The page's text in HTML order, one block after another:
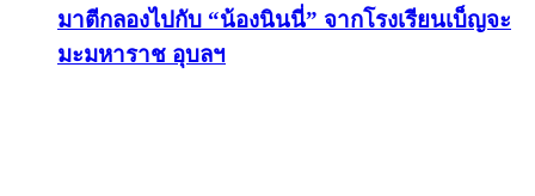
มาตีกลองไปกับ “น้องนินนี่” จากโรงเรียนเบ็ญจะ
มะมหาราช อุบลฯ